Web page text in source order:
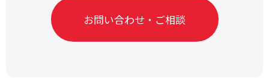
お問い合わせ・ご相談